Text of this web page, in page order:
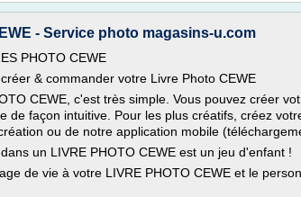
- Service photo magasins-u.com
PHOTO CEWE
& commander votre Livre Photo CEWE
CEWE, c'est très simple. Vous pouvez créer
de façon intuitive. Pour les plus créatifs, créez
ou de notre application mobile
un LIVRE PHOTO CEWE est un jeu d'enfant !
de vie à votre LIVRE PHOTO CEWE et le